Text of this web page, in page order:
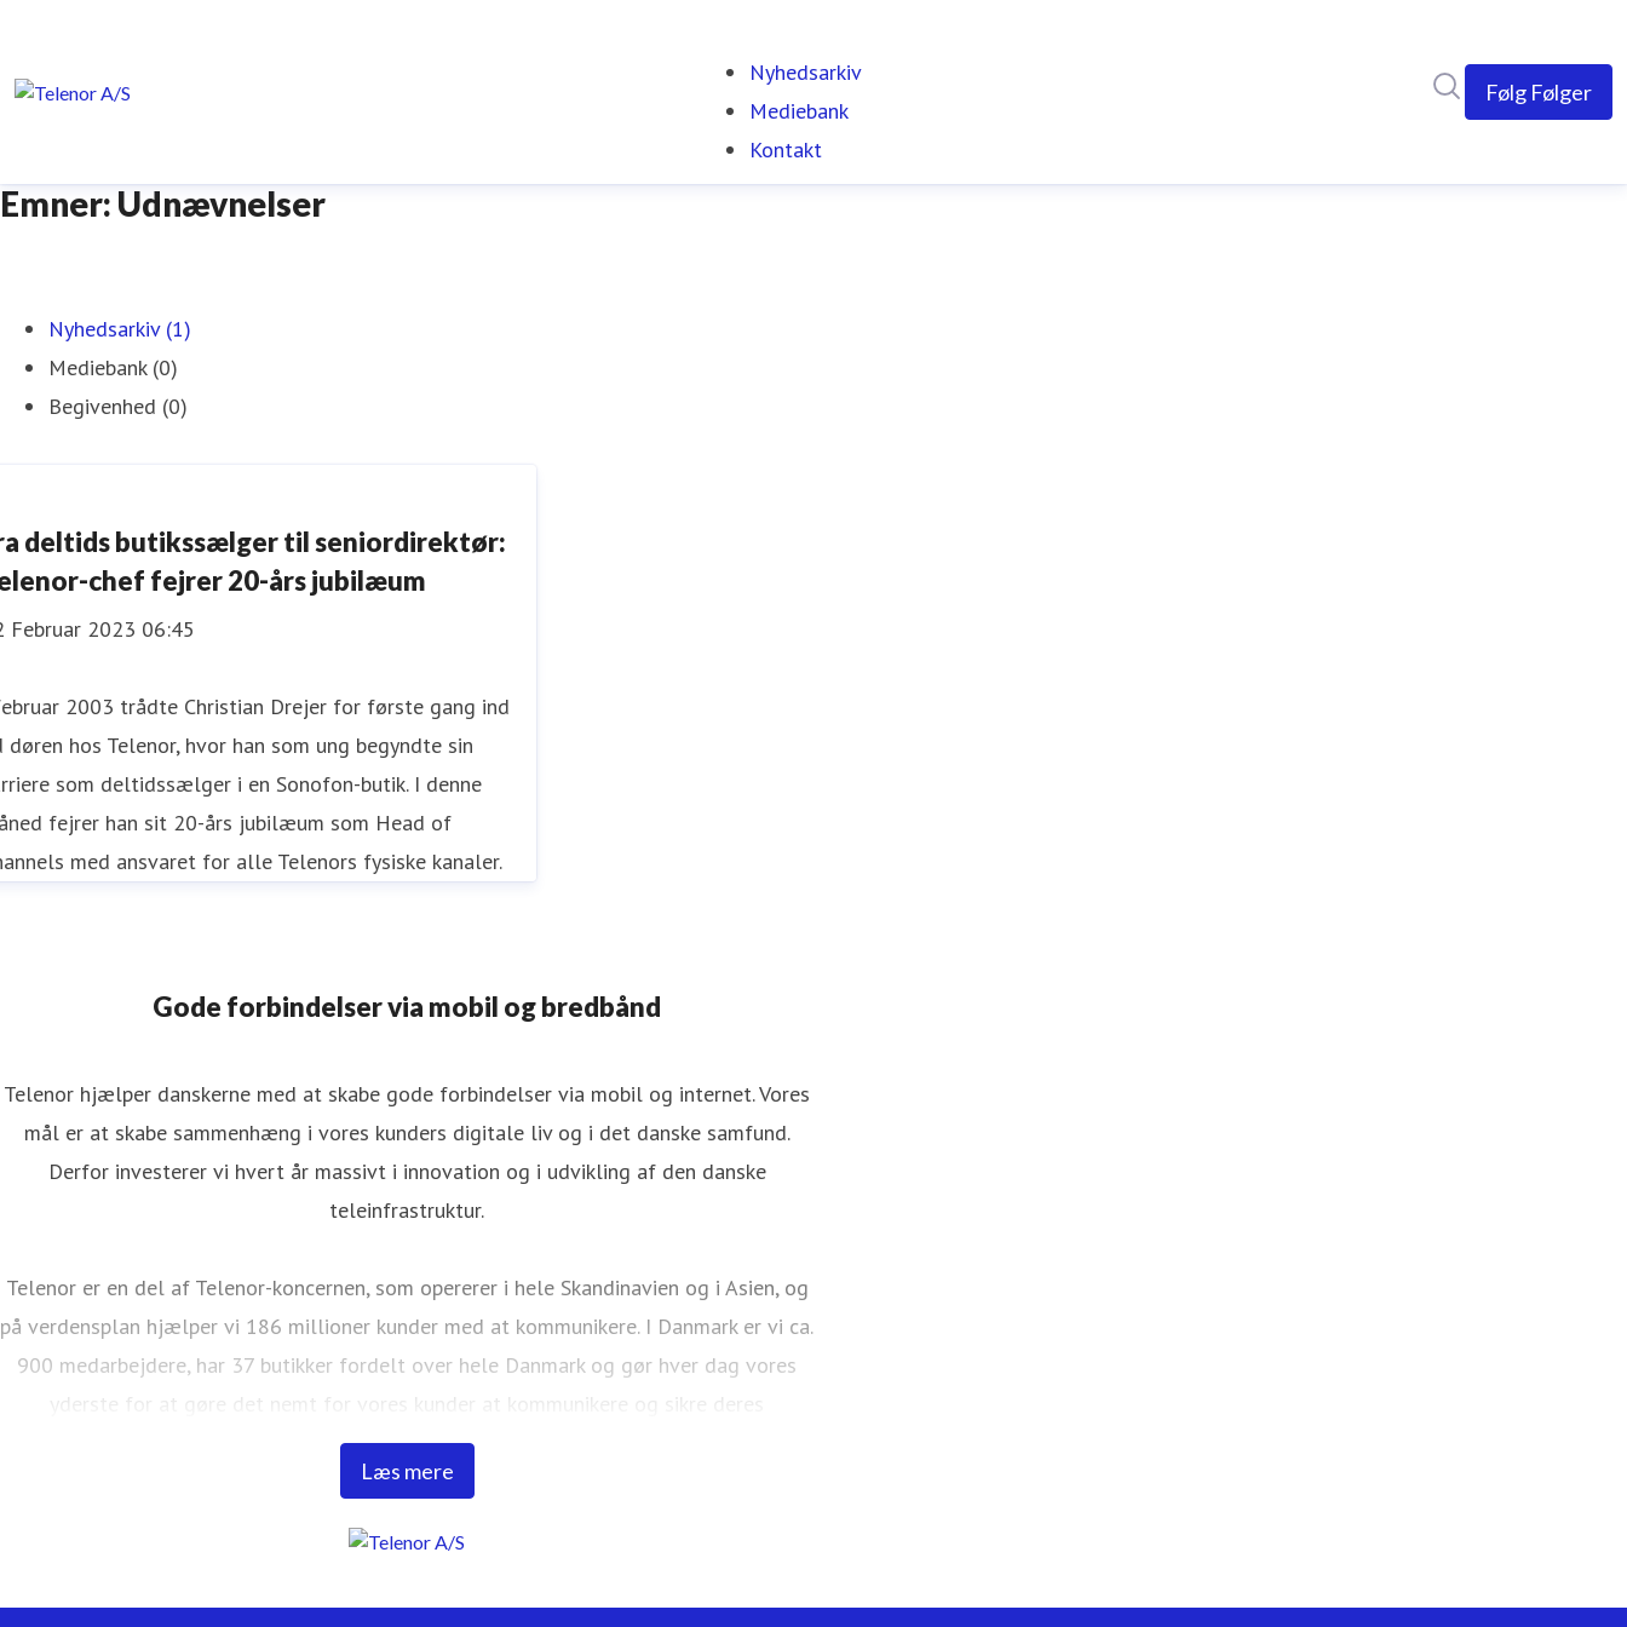
Nyhedsarkiv
Mediebank
Kontakt
Følg Følger
Emner: Udnævnelser
Nyhedsarkiv (1)
Mediebank (0)
Begivenhed (0)
deltids butikssælger til seniordirektør:
chef fejrer 20-års jubilæum
Februar 2023 06:45
2003 trådte Christian Drejer for første gang ind
døren hos Telenor, hvor han som ung begyndte sin
som deltidssælger i en Sonofon-butik. I denne
fejrer han sit 20-års jubilæum som Head of
med ansvaret for alle Telenors fysiske kanaler.
Gode forbindelser via mobil og bredbånd
Læs mere
Telenor hjælper danskerne med at skabe gode forbindelser via mobil og internet. Vores
mål er at skabe sammenhæng i vores kunders digitale liv og i det danske samfund.
Derfor investerer vi hvert år massivt i innovation og i udvikling af den danske
teleinfrastruktur.
Telenor er en del af Telenor-koncernen, som opererer i hele Skandinavien og i Asien, og
på verdensplan hjælper vi 186 millioner kunder med at kommunikere. I Danmark er vi ca.
900 medarbejdere, har 37 butikker fordelt over hele Danmark og gør hver dag vores
yderste for at gøre det nemt for vores kunder at kommunikere og sikre deres
forbindelse på både mobil og internet. I Danmark er CBB Mobil også en del af Telenor-
familien. Du kan læse mere om os på www.telenor.dk.